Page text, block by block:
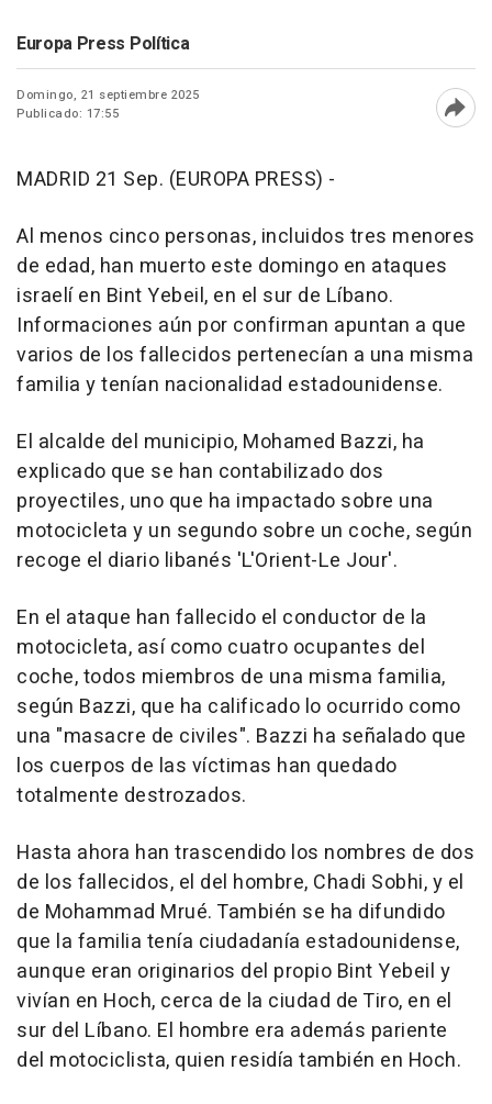
Europa Press Política
Domingo, 21 septiembre 2025
Publicado: 17:55
MADRID 21 Sep. (EUROPA PRESS) -
Al menos cinco personas, incluidos tres menores
de edad, han muerto este domingo en ataques
israelí en Bint Yebeil, en el sur de Líbano.
Informaciones aún por confirman apuntan a que
varios de los fallecidos pertenecían a una misma
familia y tenían nacionalidad estadounidense.
El alcalde del municipio, Mohamed Bazzi, ha
explicado que se han contabilizado dos
proyectiles, uno que ha impactado sobre una
motocicleta y un segundo sobre un coche, según
recoge el diario libanés 'L'Orient-Le Jour'.
En el ataque han fallecido el conductor de la
motocicleta, así como cuatro ocupantes del
coche, todos miembros de una misma familia,
según Bazzi, que ha calificado lo ocurrido como
una "masacre de civiles". Bazzi ha señalado que
los cuerpos de las víctimas han quedado
totalmente destrozados.
Hasta ahora han trascendido los nombres de dos
de los fallecidos, el del hombre, Chadi Sobhi, y el
de Mohammad Mrué. También se ha difundido
que la familia tenía ciudadanía estadounidense,
aunque eran originarios del propio Bint Yebeil y
vivían en Hoch, cerca de la ciudad de Tiro, en el
sur del Líbano. El hombre era además pariente
del motociclista, quien residía también en Hoch.